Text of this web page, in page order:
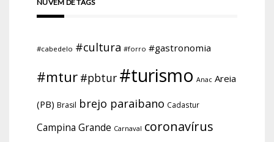
NUVEM DE TAGS
#cabedelo #cultura #forro #gastronomia
#mtur #pbtur #turismo Anac Areia
(PB) Brasil brejo paraibano Cadastur
Campina Grande Carnaval coronavírus